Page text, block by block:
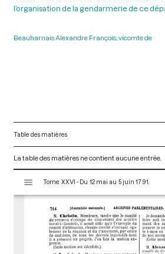
l’organisation de la gendarmerie de ce
Beauharnais Alexandre François, vicomte de
Table des matières
La table des matières ne contient aucune entrée.
s
Tome XXVI - Du 12 mai au 5 juin 1791.